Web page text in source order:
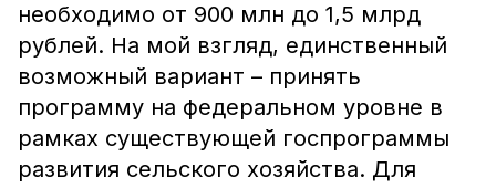
необходимо от 900 млн до 1,5 млрд
рублей. На мой взгляд, единственный
возможный вариант – принять
программу на федеральном уровне в
рамках существующей госпрограммы
развития сельского хозяйства. Для